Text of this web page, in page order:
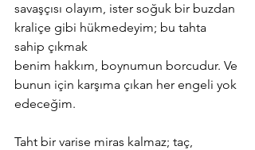
savaşçısı olayım, ister soğuk bir buzdan
kraliçe gibi hükmedeyim; bu tahta
sahip çıkmak
benim hakkım, boynumun borcudur. Ve
bunun için karşıma çıkan her engeli yok
edeceğim.
Taht bir varise miras kalmaz; taç,